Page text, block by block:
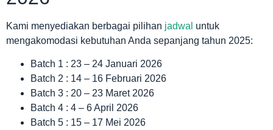
Kami menyediakan berbagai pilihan jadwal untuk
mengakomodasi kebutuhan Anda sepanjang tahun 2025:
Batch 1 : 23 – 24 Januari 2026
Batch 2 : 14 – 16 Februari 2026
Batch 3 : 20 – 23 Maret 2026
Batch 4 : 4 – 6 April 2026
Batch 5 : 15 – 17 Mei 2026